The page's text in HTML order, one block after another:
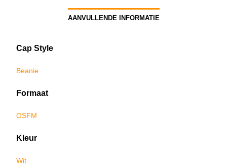
AANVULLENDE INFORMATIE
Cap Style
Beanie
Formaat
OSFM
Kleur
Wit